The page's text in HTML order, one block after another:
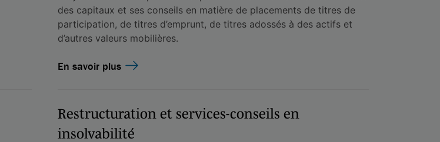
des capitaux et ses conseils en matière de placements de titres de
participation, de titres d’emprunt, de titres adossés à des actifs et
d’autres valeurs mobilières.
En savoir plus
Restructuration et services-conseils en
insolvabilité